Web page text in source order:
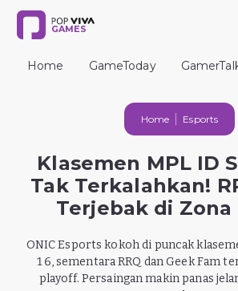
GAMES
Home GameToday
Home Esports
Klasemen MPL ID
Tak Terkalahkan!
Terjebak di Zona
ONIC Esports kokoh di puncak
16, sementara RRQ dan Geek Fam
playoff. Persaingan makin panas